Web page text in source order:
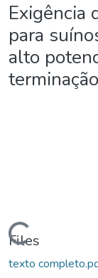
Exigência
para
alto
terminação
Loading...
Files
texto